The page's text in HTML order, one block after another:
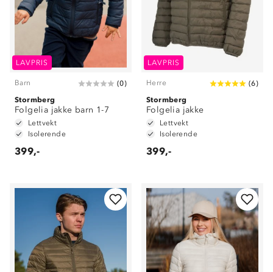
LAVPRIS
Barn (0)
Stormberg
Folgelia jakke barn 1-7
Lettvekt
Isolerende
399,-
LAVPRIS
Herre (6)
Stormberg
Folgelia jakke
Lettvekt
Isolerende
399,-